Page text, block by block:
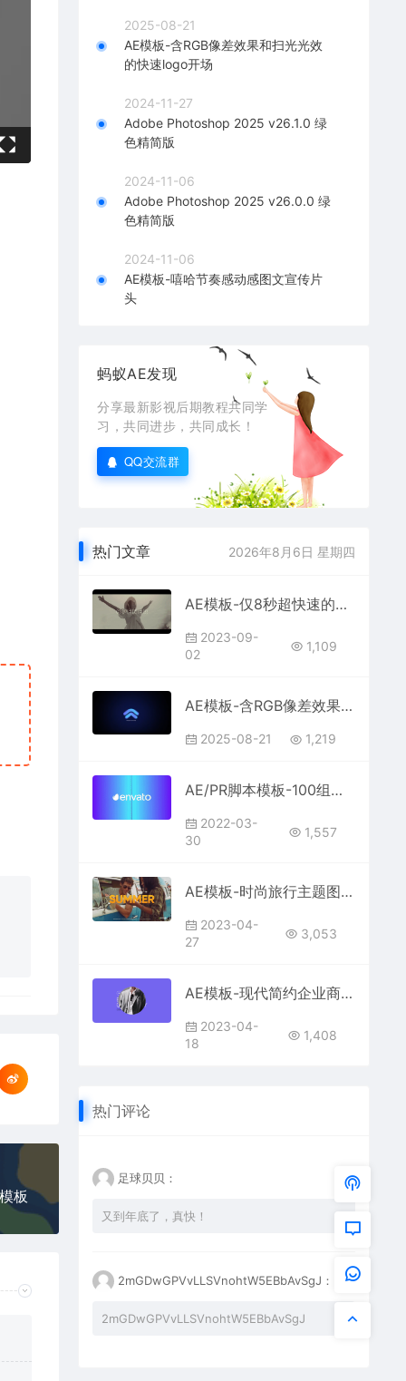
板
2025-08-21
AE模板-含RGB像差效果和扫光光效
的快速logo开场
2024-11-27
Adobe Photoshop 2025 v26.1.0 绿
色精简版
2024-11-06
Adobe Photoshop 2025 v26.0.0 绿
色精简版
2024-11-06
AE模板-嘻哈节奏感动感图文宣传片
头
蚂蚁AE发现
分享最新影视后期教程共同学
习，共同进步，共同成长！
QQ交流群
热门文章 2026年8月6日 星期四
AE模板-仅8秒超快速的卡点图文快闪宣传片头
2023-09-
02
1,109
AE模板-含RGB像差效果和扫光光效的快速logo开场
2025-08-21 1,219
AE/PR脚本模板-100组带LOGO图标彩色渐变图形动画转场过渡 Logo Transitions Pack
2022-03-
30
1,557
AE模板-时尚旅行主题图文排版假期宣传片头
2023-04-
27
3,053
AE模板-现代简约企业商务设计风格的宣传片头
2023-04-
18
1,408
热门评论
足球贝贝：
又到年底了，真快！
2mGDwGPVvLLSVnohtW5EBbAvSgJ：
2mGDwGPVvLLSVnohtW5EBbAvSgJ